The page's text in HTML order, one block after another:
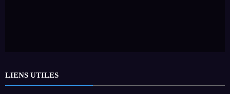
LIENS UTILES